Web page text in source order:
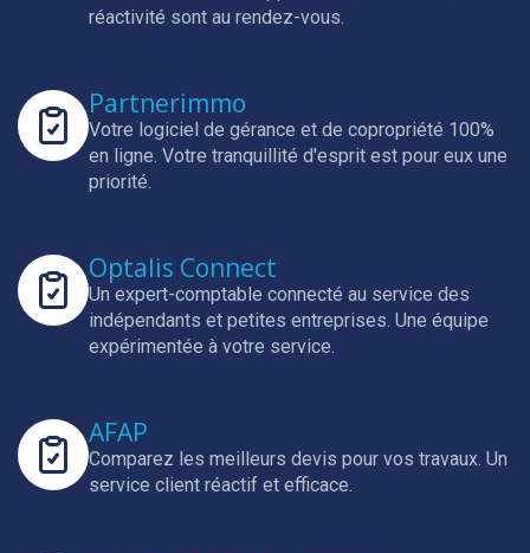
réactivité sont au rendez-vous.
Partnerimmo
Votre logiciel de gérance et de copropriété 100%
en ligne. Votre tranquillité d'esprit est pour eux une
priorité.
Optalis Connect
Un expert-comptable connecté au service des
indépendants et petites entreprises. Une équipe
expérimentée à votre service.
AFAP
Comparez les meilleurs devis pour vos travaux. Un
service client réactif et efficace.